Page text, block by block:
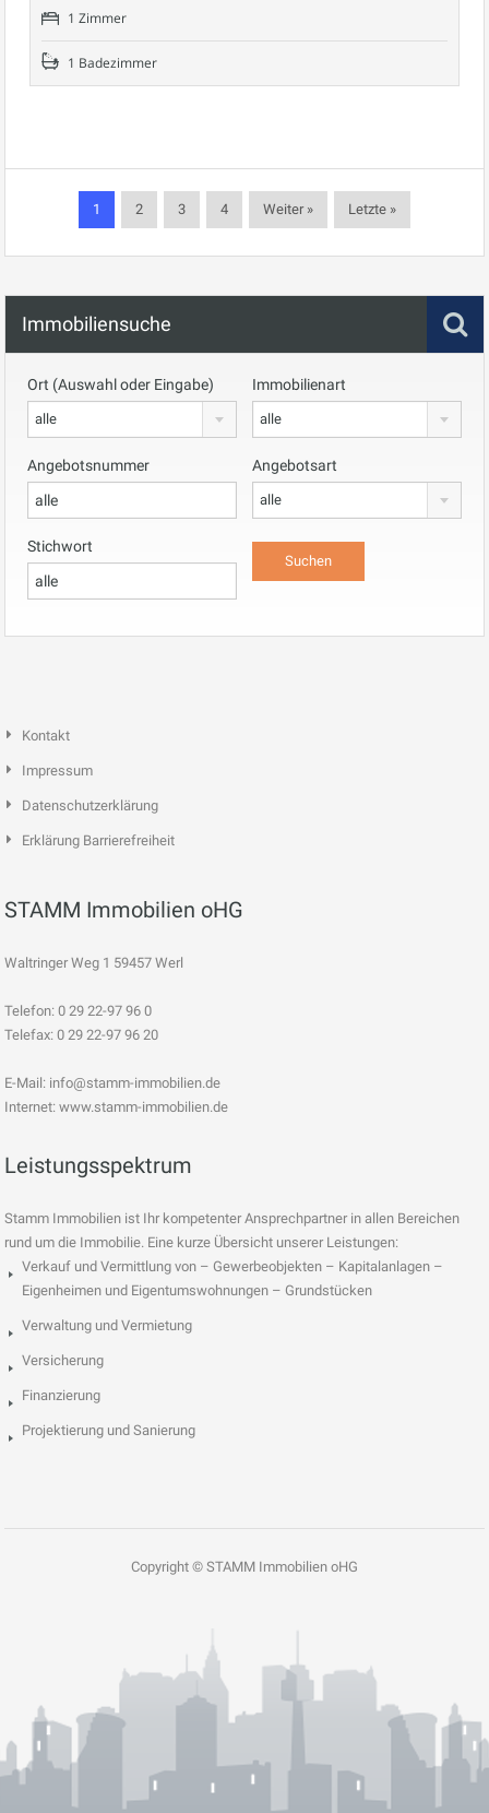
1 Zimmer
1 Badezimmer
1 2 3 4 Weiter » Letzte »
Immobiliensuche
Ort (Auswahl oder Eingabe)
alle
Immobilienart
alle
Angebotsnummer Angebotsart
alle
Stichwort
Kontakt
Impressum
Datenschutzerklärung
Erklärung Barrierefreiheit
STAMM Immobilien oHG
Waltringer Weg 1 59457 Werl
Telefon: 0 29 22-97 96 0
Telefax: 0 29 22-97 96 20
E-Mail: info@stamm-immobilien.de
Internet: www.stamm-immobilien.de
Leistungsspektrum
Stamm Immobilien ist Ihr kompetenter Ansprechpartner in allen Bereichen
rund um die Immobilie. Eine kurze Übersicht unserer Leistungen:
Verkauf und Vermittlung von – Gewerbeobjekten – Kapitalanlagen –
Eigenheimen und Eigentumswohnungen – Grundstücken
Verwaltung und Vermietung
Versicherung
Finanzierung
Projektierung und Sanierung
Copyright © STAMM Immobilien oHG